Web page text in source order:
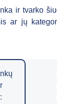
ir tvarko
ar jų